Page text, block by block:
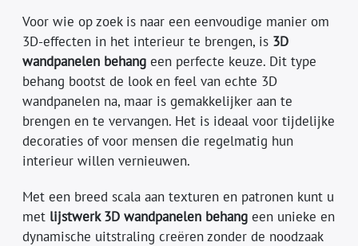
Voor wie op zoek is naar een eenvoudige manier om
3D-effecten in het interieur te brengen, is 3D
wandpanelen behang een perfecte keuze. Dit type
behang bootst de look en feel van echte 3D
wandpanelen na, maar is gemakkelijker aan te
brengen en te vervangen. Het is ideaal voor tijdelijke
decoraties of voor mensen die regelmatig hun
interieur willen vernieuwen.
Met een breed scala aan texturen en patronen kunt u
met lijstwerk 3D wandpanelen behang een unieke en
dynamische uitstraling creëren zonder de noodzaak